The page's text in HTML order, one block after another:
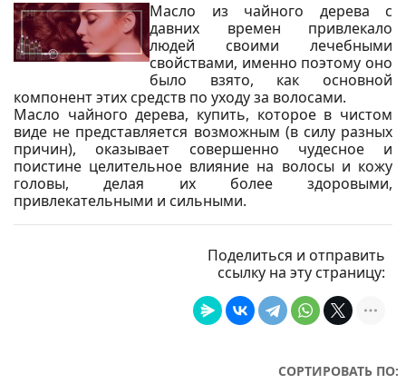
Масло из чайного дерева с
давних времен привлекало
людей своими лечебными
свойствами, именно поэтому оно
было взято, как основной
компонент этих средств по уходу за волосами.
Масло чайного дерева, купить, которое в чистом
виде не представляется возможным (в силу разных
причин), оказывает совершенно чудесное и
поистине целительное влияние на волосы и кожу
головы, делая их более здоровыми,
привлекательными и сильными.
Поделиться и отправить
ссылку на эту страницу:
СОРТИРОВАТЬ ПО: